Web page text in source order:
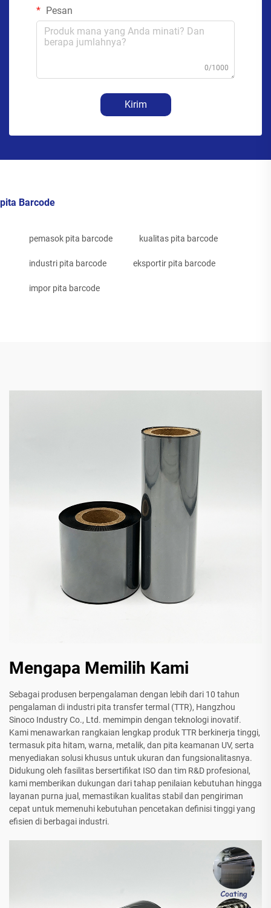
Pesan
0/1000
Kirim
pita Barcode
pemasok pita barcode kualitas pita barcode
industri pita barcode eksportir pita barcode
impor pita barcode
Mengapa Memilih Kami
Sebagai produsen berpengalaman dengan lebih dari 10 tahun
pengalaman di industri pita transfer termal (TTR), Hangzhou
Sinoco Industry Co., Ltd. memimpin dengan teknologi inovatif.
Kami menawarkan rangkaian lengkap produk TTR berkinerja tinggi,
termasuk pita hitam, warna, metalik, dan pita keamanan UV, serta
menyediakan solusi khusus untuk ukuran dan fungsionalitasnya.
Didukung oleh fasilitas bersertifikat ISO dan tim R&D profesional,
kami memberikan dukungan dari tahap penilaian kebutuhan hingga
layanan purna jual, memastikan kualitas stabil dan pengiriman
cepat untuk memenuhi kebutuhan pencetakan definisi tinggi yang
efisien di berbagai industri.